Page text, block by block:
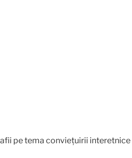
pe tema conviețuirii interetnice